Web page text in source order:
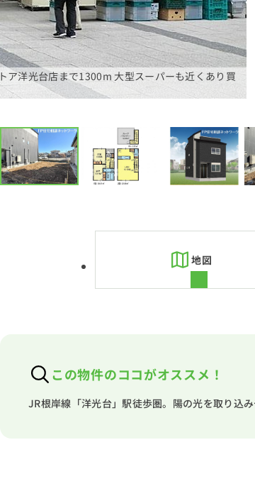
ア洋光台店まで1300m 大型スーパーも近くあり買
地図
この物件のココがオススメ！
JR根岸線「洋光台」駅徒歩圏。陽の光を取り込